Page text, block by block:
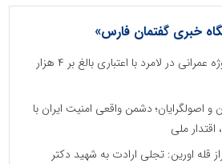
خبری گفتمان فارس»
آغاز بهره‌برداری از ۶۸ پروژه عمرانی در لامرد با اعتباری بالغ بر ۴ هزار
اصولگرایان؛ دشمن واقعی امنیت ایران با
ملی
قله اورین: تجلی ارادت به شهید دکتر